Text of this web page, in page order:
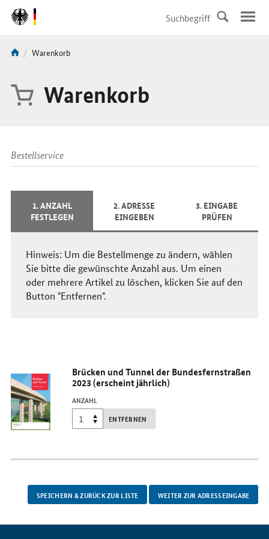
DirektZu:
Navigation
Sie
hier:
Aktuelle
Warenkorb
Warenkorb
Bestellservice
1. ANZAHL
FESTLEGEN
2. ADRESSE
EINGEBEN
3. EINGABE
PRÜFEN
Hinweis: Um die Bestellmenge zu ändern, wählen
Sie bitte die gewünschte Anzahl aus. Um einen
oder mehrere Artikel zu löschen, klicken Sie auf den
Button "Entfernen".
Brücken und Tunnel der Bundesfernstraßen
2023 (erscheint jährlich)
ANZAHL
ENTFERNEN